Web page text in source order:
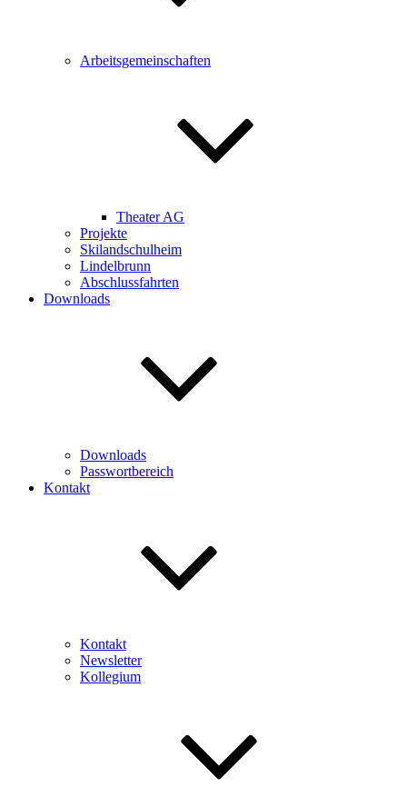
Arbeitsgemeinschaften
Theater AG
Projekte
Skilandschulheim
Lindelbrunn
Abschlussfahrten
Downloads
Downloads
Passwortbereich
Kontakt
Kontakt
Newsletter
Kollegium